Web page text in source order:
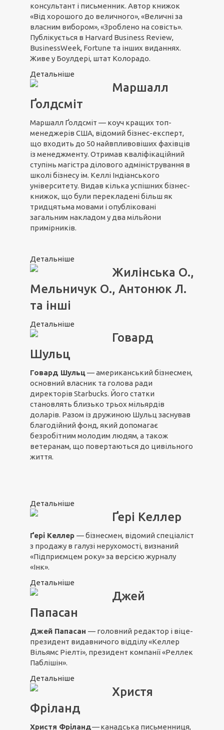
консультант і письменник. Автор книжок
«Від хорошого до величного», «Величні за
власним вибором», «Зроблено на совість».
Публікується в Harvard Business Review,
BusinessWeek, Fortune та інших виданнях.
Живе у Боулдері, штат Колорадо.
Детальніше
Маршалл
Ґолдсміт
Маршалл Ґолдсміт — коуч кращих топ-
менеджерів США, відомий бізнес-експерт,
що входить до 50 найвпливовіших фахівців
із менеджменту. Отримав кваліфікаційний
ступінь магістра ділового адміністрування в
школі бізнесу ім. Келлі Індіанського
університету. Видав кілька успішних бізнес-
книжок, що були перекладені більш як
тридцятьма мовами і опубліковані
загальним накладом у два мільйони
примірників.
Детальніше
Жилінська О.,
Мельничук О., Антонюк Л.
та інші
Детальніше
Говард
Шульц
Говард Шульц— американський бізнесмен,
основний власник та голова ради
директорів Starbucks. Його статки
становлять близько трьох мільярдів
доларів. Разом із дружиною Шульц заснував
благодійний фонд, який допомагає
безробітним молодим людям, а також
ветеранам, що повертаються до цивільного
життя.
Детальніше
Ґері Келлер
Ґері Келлер — бізнесмен, відомий спеціаліст
з продажу в галузі нерухомості, визнаний
«Підприємцем року» за версією журналу
«Інк».
Детальніше
Джей
Папасан
Джей Папасан — головний редактор і віце-
президент видавничого відділу «Келлер
Вільямс Ріелті», президент компанії «Реллек
Паблішін».
Детальніше
Христя
Фріланд
Христя Фріланд—канадська письменниця,